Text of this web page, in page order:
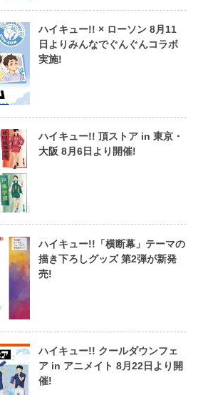
ハイキュー!! × ローソン 8月11
日よりみんなでぐんぐんコラボ
実施!
ハイキュー!! 頂ストア in 東京・
大阪 8月6日より開催!
ハイキュー!!「横断幕」テーマの
描き下ろしグッズ 第2弾が新発
売!
ハイキュー!! クールダウンフェ
ア in アニメイト 8月22日より開
催!